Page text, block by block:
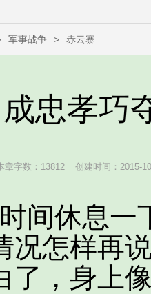
军事战争 > 赤云寨
忠孝巧
章字数：13812 创建时间：2015-
休息一
况怎样再
了，身上